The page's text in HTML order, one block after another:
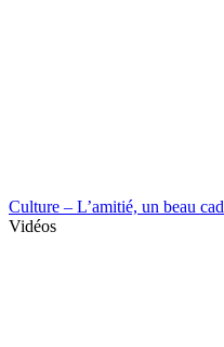
Culture – L’amitié, un beau
Vidéos